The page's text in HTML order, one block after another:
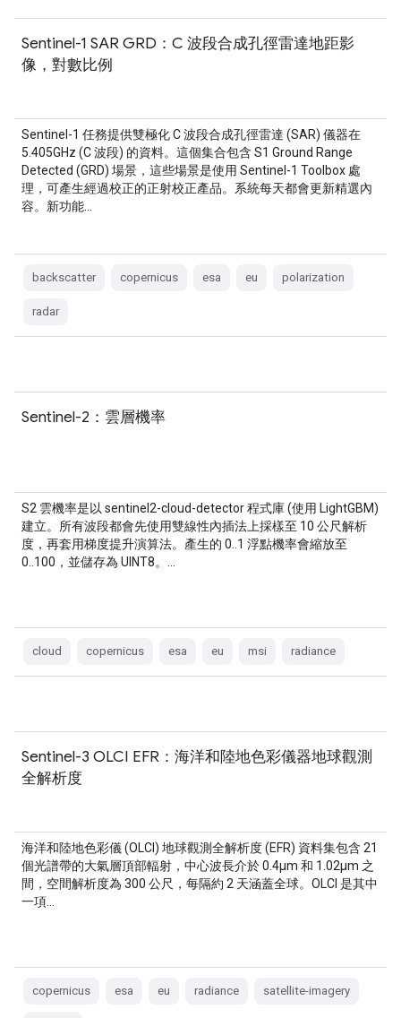
Sentinel-1 SAR GRD：C 波段合成孔徑雷達地距影
像，對數比例
Sentinel-1 任務提供雙極化 C 波段合成孔徑雷達 (SAR) 儀器在
5.405GHz (C 波段) 的資料。這個集合包含 S1 Ground Range
Detected (GRD) 場景，這些場景是使用 Sentinel-1 Toolbox 處
理，可產生經過校正的正射校正產品。系統每天都會更新精選內
容。新功能…
backscatter copernicus esa eu polarization
radar
Sentinel-2：雲層機率
S2 雲機率是以 sentinel2-cloud-detector 程式庫 (使用 LightGBM)
建立。所有波段都會先使用雙線性內插法上採樣至 10 公尺解析
度，再套用梯度提升演算法。產生的 0..1 浮點機率會縮放至
0..100，並儲存為 UINT8。…
cloud copernicus esa eu msi radiance
Sentinel-3 OLCI EFR：海洋和陸地色彩儀器地球觀測
全解析度
海洋和陸地色彩儀 (OLCI) 地球觀測全解析度 (EFR) 資料集包含 21
個光譜帶的大氣層頂部輻射，中心波長介於 0.4µm 和 1.02µm 之
間，空間解析度為 300 公尺，每隔約 2 天涵蓋全球。OLCI 是其中
一項…
copernicus esa eu radiance satellite-imagery